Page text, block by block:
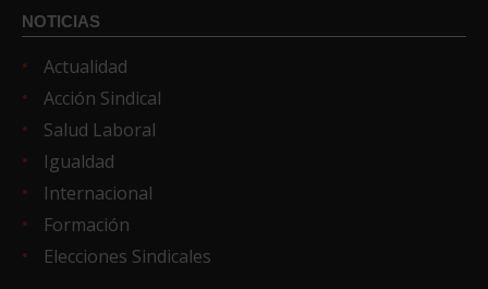
NOTICIAS
Actualidad
Acción Sindical
Salud Laboral
Igualdad
Internacional
Formación
Elecciones Sindicales